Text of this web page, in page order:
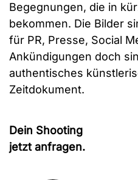
Begegnungen, die in
bekommen. Die Bilder
für PR, Presse, Social
Ankündigungen doch
authentisches
Zeitdokument.
Dein Shooting
jetzt anfragen.